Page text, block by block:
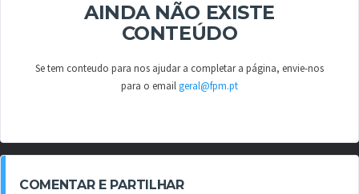
AINDA NÃO EXISTE
CONTEÚDO
Se tem conteudo para nos ajudar a completar a página, envie-nos
para o emailgeral@fpm.pt
COMENTAR E PARTILHAR